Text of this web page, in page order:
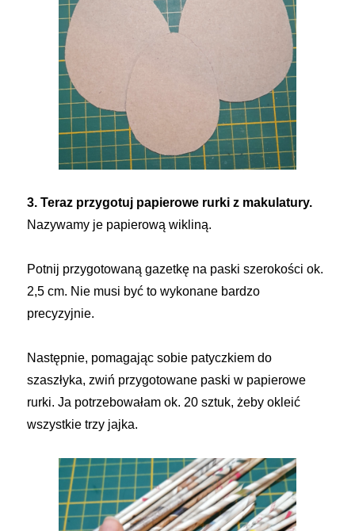
3. Teraz przygotuj papierowe rurki z makulatury.
Nazywamy je papierową wikliną.
Potnij przygotowaną gazetkę na paski szerokości ok.
2,5 cm. Nie musi być to wykonane bardzo
precyzyjnie.
Następnie, pomagając sobie patyczkiem do
szaszłyka, zwiń przygotowane paski w papierowe
rurki. Ja potrzebowałam ok. 20 sztuk, żeby okleić
wszystkie trzy jajka.